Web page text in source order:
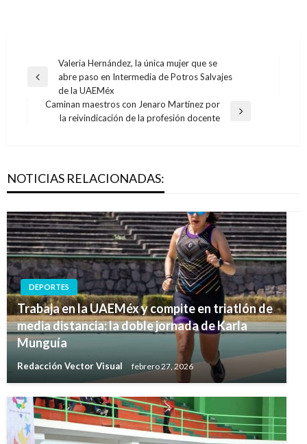
Navegación
de
entradas
Entrada
Valeria Hernández, la única mujer que se
abre paso en Intermedia de Potros Salvajes
de la UAEMéx
Entrada
Caminan maestros con Jenaro Martínez por
la reivindicación de la profesión docente
NOTICIAS RELACIONADAS:
DEPORTES
Trabaja en la UAEMéx y compite en triatlón de
media distancia: la doble jornada de Karla
Munguía
Redacción Vector Visual febrero 27, 2026